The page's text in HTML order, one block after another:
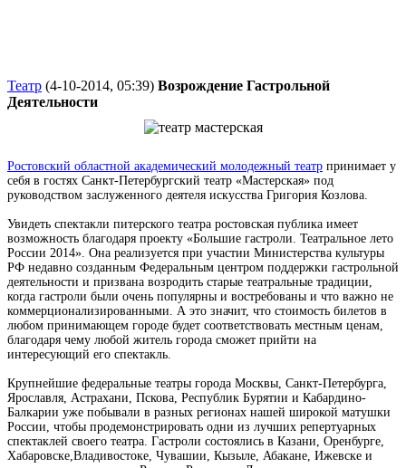
Театр (4-10-2014, 05:39) Возрождение Гастрольной
Деятельности
Ростовский областной академический молодежный театр принимает у
себя в гостях Санкт-Петербургский театр «Мастерская» под
руководством заслуженного деятеля искусства Григория Козлова.
Увидеть спектакли питерского театра ростовская публика имеет
возможность благодаря проекту «Большие гастроли. Театральное лето
России 2014». Она реализуется при участии Министерства культуры
РФ недавно созданным Федеральным центром поддержки гастрольной
деятельности и призвана возродить старые театральные традиции,
когда гастроли были очень популярны и востребованы и что важно не
коммерционализированными. А это значит, что стоимость билетов в
любом принимающем городе будет соответствовать местным ценам,
благодаря чему любой житель города сможет прийти на
интересующий его спектакль.
Крупнейшие федеральные театры города Москвы, Санкт-Петербурга,
Ярославля, Астрахани, Пскова, Республик Бурятии и Кабардино-
Балкарии уже побывали в разных регионах нашей широкой матушки
России, чтобы продемонстрировать одни из лучших репертуарных
спектаклей своего театра. Гастроли состоялись в Казани, Оренбурге,
Хабаровске,Владивостоке, Чувашии, Кызыле, Абакане, Ижевске и